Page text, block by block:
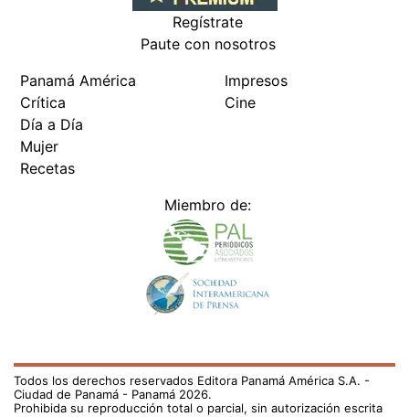
Regístrate
Paute con nosotros
Panamá América
Crítica
Día a Día
Mujer
Recetas
Impresos
Cine
Miembro de:
Todos los derechos reservados Editora Panamá América S.A. -
Ciudad de Panamá - Panamá 2026.
Prohibida su reproducción total o parcial, sin autorización escrita